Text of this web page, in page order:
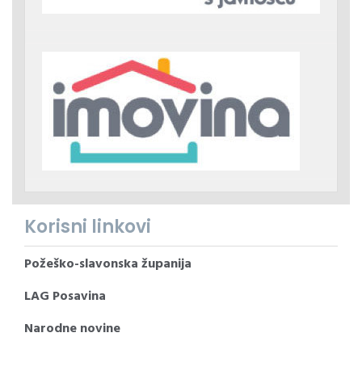
Korisni linkovi
Požeško-slavonska županija
LAG Posavina
Narodne novine